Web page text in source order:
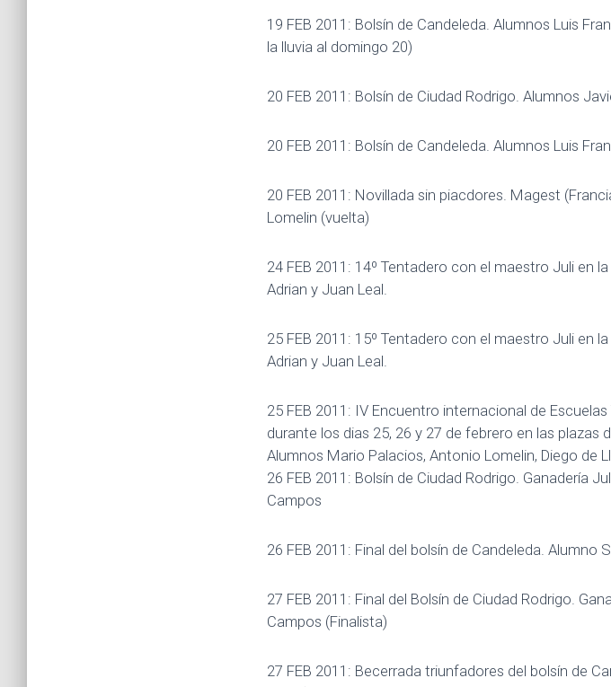
19 FEB 2011: Bolsín de Candeleda. Alumnos Luis
la lluvia al domingo 20)
20 FEB 2011: Bolsín de Ciudad Rodrigo. Alumnos
20 FEB 2011: Bolsín de Candeleda. Alumnos Luis
20 FEB 2011: Novillada sin piacdores. Magest
Lomelin (vuelta)
24 FEB 2011: 14º Tentadero con el maestro Juli en
Adrian y Juan Leal.
25 FEB 2011: 15º Tentadero con el maestro Juli en
Adrian y Juan Leal.
25 FEB 2011: IV Encuentro internacional de
durante los dias 25, 26 y 27 de febrero en las plazas
Alumnos Mario Palacios, Antonio Lomelin, Diego de
26 FEB 2011: Bolsín de Ciudad Rodrigo. Ganadería
Campos
26 FEB 2011: Final del bolsín de Candeleda. Alumno
27 FEB 2011: Final del Bolsín de Ciudad Rodrigo.
Campos (Finalista)
27 FEB 2011: Becerrada triunfadores del bolsín de